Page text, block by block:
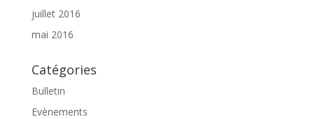
juillet 2016
mai 2016
Catégories
Bulletin
Evènements